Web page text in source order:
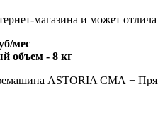
магазина и может
мес
объем - 8 кг
ASTORIA CMA +